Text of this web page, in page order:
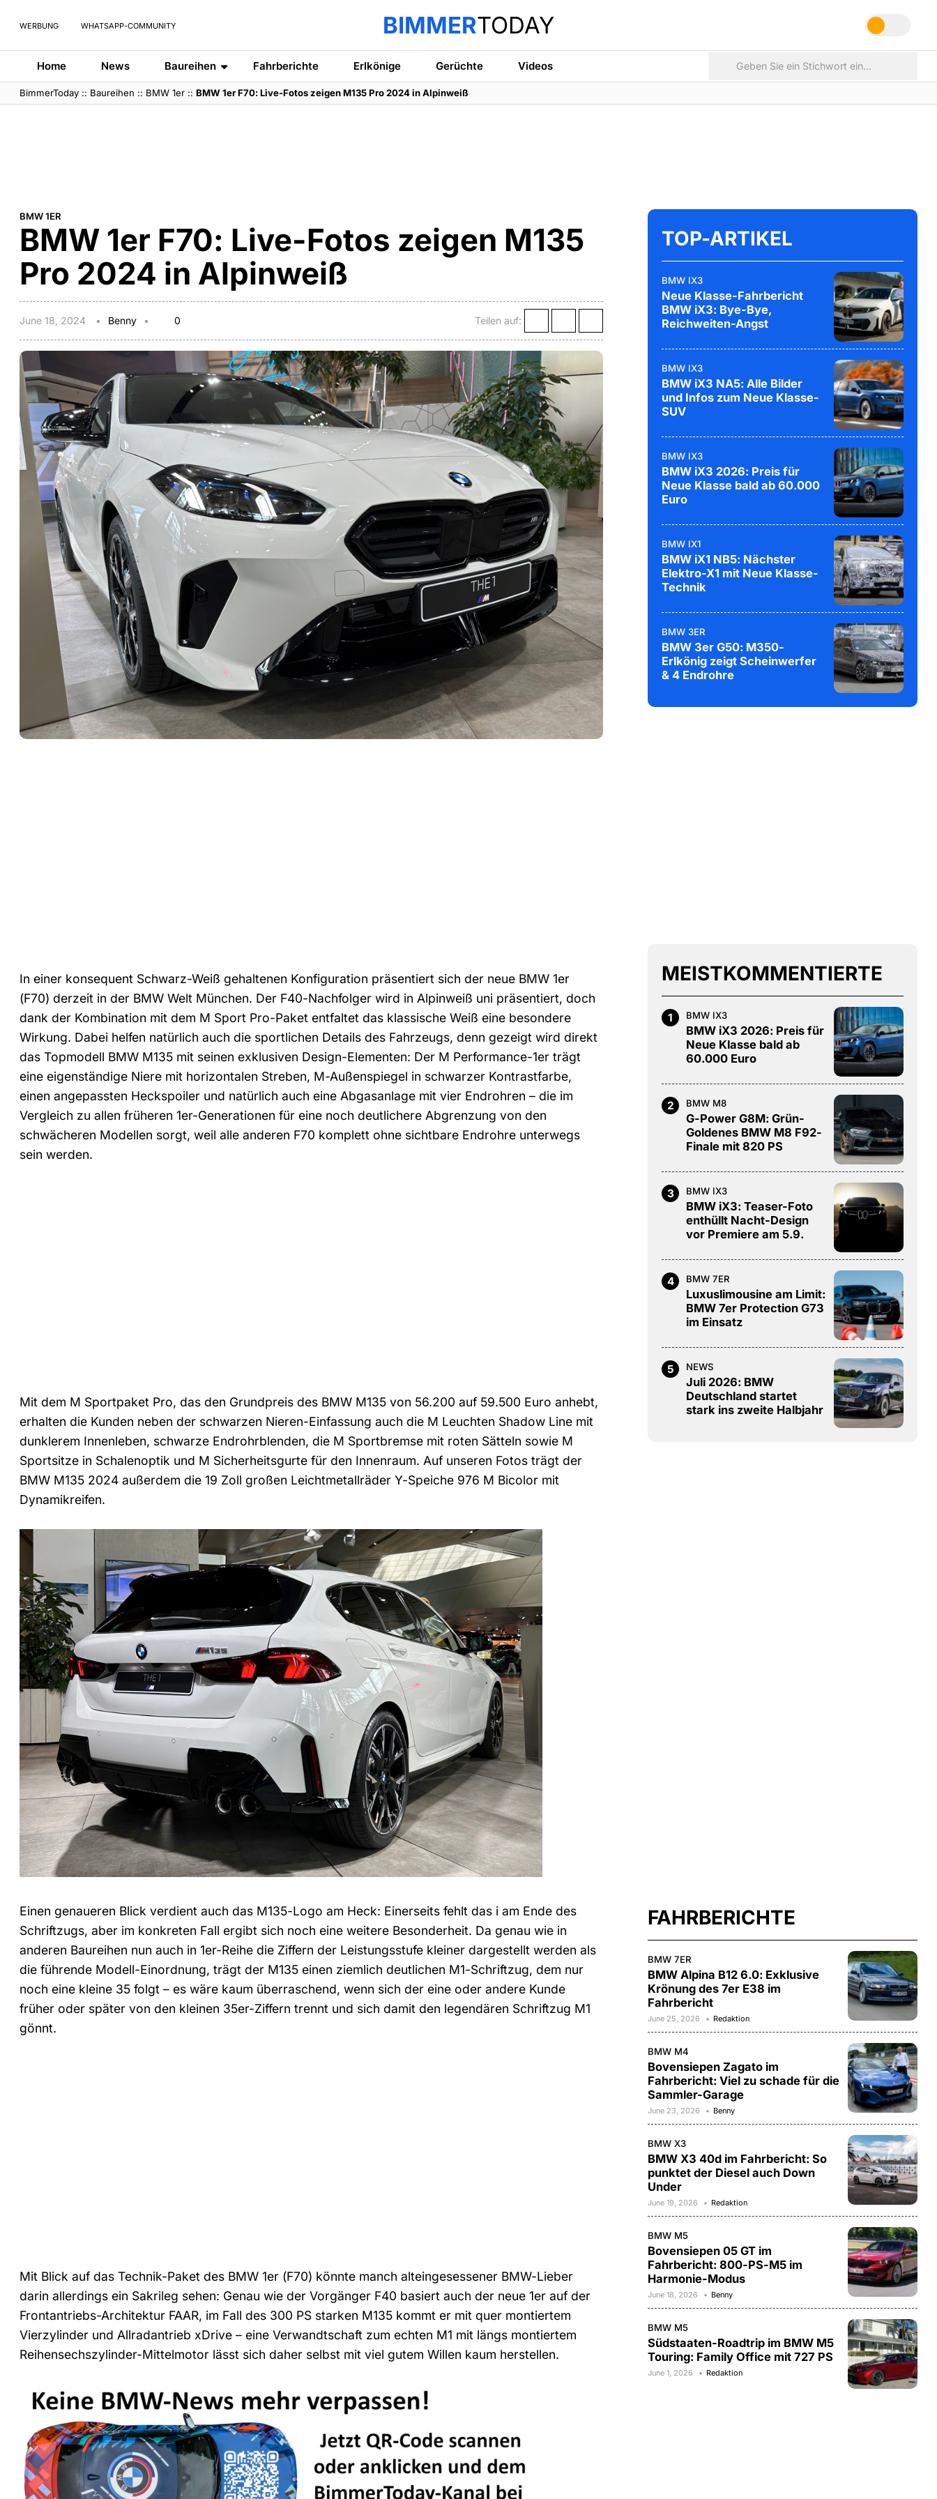
WERBUNG WHATSAPP-COMMUNITY BIMMERTODAY
Home News Baureihen Fahrberichte Erlkönige Gerüchte Videos
BimmerToday :: Baureihen :: BMW 1er ::BMW 1er F70: Live-Fotos zeigen M135 Pro 2024 in Alpinweiß
BMW 1ER
BMW 1er F70: Live-Fotos zeigen M135
Pro 2024 in Alpinweiß
June 18, 2024 Benny 0 Teilen auf:
In einer konsequent Schwarz-Weiß gehaltenen Konfiguration präsentiert sich der neue BMW 1er
(F70) derzeit in der BMW Welt München. Der F40-Nachfolger wird in Alpinweiß uni präsentiert, doch
dank der Kombination mit dem M Sport Pro-Paket entfaltet das klassische Weiß eine besondere
Wirkung. Dabei helfen natürlich auch die sportlichen Details des Fahrzeugs, denn gezeigt wird direkt
das Topmodell BMW M135 mit seinen exklusiven Design-Elementen: Der M Performance-1er trägt
eine eigenständige Niere mit horizontalen Streben, M-Außenspiegel in schwarzer Kontrastfarbe,
einen angepassten Heckspoiler und natürlich auch eine Abgasanlage mit vier Endrohren – die im
Vergleich zu allen früheren 1er-Generationen für eine noch deutlichere Abgrenzung von den
schwächeren Modellen sorgt, weil alle anderen F70 komplett ohne sichtbare Endrohre unterwegs
sein werden.
Mit dem M Sportpaket Pro, das den Grundpreis des BMW M135 von 56.200 auf 59.500 Euro anhebt,
erhalten die Kunden neben der schwarzen Nieren-Einfassung auch die M Leuchten Shadow Line mit
dunklerem Innenleben, schwarze Endrohrblenden, die M Sportbremse mit roten Sätteln sowie M
Sportsitze in Schalenoptik und M Sicherheitsgurte für den Innenraum. Auf unseren Fotos trägt der
BMW M135 2024 außerdem die 19 Zoll großen Leichtmetallräder Y-Speiche 976 M Bicolor mit
Dynamikreifen.
Einen genaueren Blick verdient auch das M135-Logo am Heck: Einerseits fehlt das i am Ende des
Schriftzugs, aber im konkreten Fall ergibt sich noch eine weitere Besonderheit. Da genau wie in
anderen Baureihen nun auch in 1er-Reihe die Ziffern der Leistungsstufe kleiner dargestellt werden als
die führende Modell-Einordnung, trägt der M135 einen ziemlich deutlichen M1-Schriftzug, dem nur
noch eine kleine 35 folgt – es wäre kaum überraschend, wenn sich der eine oder andere Kunde
früher oder später von den kleinen 35er-Ziffern trennt und sich damit den legendären Schriftzug M1
gönnt.
Mit Blick auf das Technik-Paket des BMW 1er (F70) könnte manch alteingesessener BMW-Lieber
darin allerdings ein Sakrileg sehen: Genau wie der Vorgänger F40 basiert auch der neue 1er auf der
Frontantriebs-Architektur FAAR, im Fall des 300 PS starken M135 kommt er mit quer montiertem
Vierzylinder und Allradantrieb xDrive – eine Verwandtschaft zum echten M1 mit längs montiertem
Reihensechszylinder-Mittelmotor lässt sich daher selbst mit viel gutem Willen kaum herstellen.
TOP-ARTIKEL
BMW IX3
Neue Klasse-Fahrbericht
BMW iX3: Bye-Bye,
Reichweiten-Angst
BMW IX3
BMW iX3 NA5: Alle Bilder
und Infos zum Neue Klasse-
SUV
BMW IX3
BMW iX3 2026: Preis für
Neue Klasse bald ab 60.000
Euro
BMW IX1
BMW iX1 NB5: Nächster
Elektro-X1 mit Neue Klasse-
Technik
BMW 3ER
BMW 3er G50: M350-
Erlkönig zeigt Scheinwerfer
& 4 Endrohre
MEISTKOMMENTIERTE
1 BMW IX3
BMW iX3 2026: Preis für
Neue Klasse bald ab
60.000 Euro
2 BMW M8
G-Power G8M: Grün-
Goldenes BMW M8 F92-
Finale mit 820 PS
3 BMW IX3
BMW iX3: Teaser-Foto
enthüllt Nacht-Design
vor Premiere am 5.9.
4 BMW 7ER
Luxuslimousine am Limit:
BMW 7er Protection G73
im Einsatz
5 NEWS
Juli 2026: BMW
Deutschland startet
stark ins zweite Halbjahr
FAHRBERICHTE
BMW 7ER
BMW Alpina B12 6.0: Exklusive
Krönung des 7er E38 im
Fahrbericht
June 25, 2026 Redaktion
BMW M4
Bovensiepen Zagato im
Fahrbericht: Viel zu schade für die
Sammler-Garage
June 23, 2026 Benny
BMW X3
BMW X3 40d im Fahrbericht: So
punktet der Diesel auch Down
Under
June 19, 2026 Redaktion
BMW M5
Bovensiepen 05 GT im
Fahrbericht: 800-PS-M5 im
Harmonie-Modus
June 18, 2026 Benny
BMW M5
Südstaaten-Roadtrip im BMW M5
Touring: Family Office mit 727 PS
June 1, 2026 Redaktion